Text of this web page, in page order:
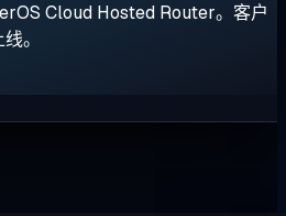
Cloud Hosted Router。客户
。